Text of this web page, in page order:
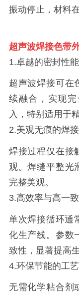
振动停止，材料
超声波焊接色带
1.卓越的密封性能
超声波焊接可在
续融合，实现
入，特别适用于
2.美观无痕的焊
焊接过程仅在接
观。焊缝平整光
完整美观。
3.高效率与高一
单次焊接循环通
化生产线。参数
致性，显著提高
4.环保节能的工艺
无需化学粘合剂